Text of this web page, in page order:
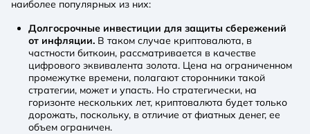
наиболее популярных из них:
Долгосрочные инвестиции для защиты сбережений
от инфляции. В таком случае криптовалюта, в
частности биткоин, рассматривается в качестве
цифрового эквивалента золота. Цена на ограниченном
промежутке времени, полагают сторонники такой
стратегии, может и упасть. Но стратегически, на
горизонте нескольких лет, криптовалюта будет только
дорожать, поскольку, в отличие от фиатных денег, ее
объем ограничен.